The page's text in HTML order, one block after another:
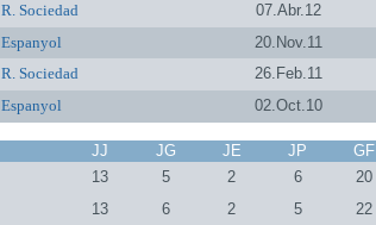
R. Sociedad 07.Abr.12
Espanyol 20.Nov.11
R. Sociedad 26.Feb.11
Espanyol 02.Oct.10
JJ JG JE JP GF
13 5 2 6 20
13 6 2 5 22